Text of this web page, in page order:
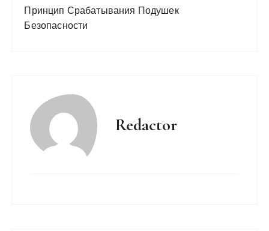
Принцип Срабатывания Подушек
Безопасности
Redactor